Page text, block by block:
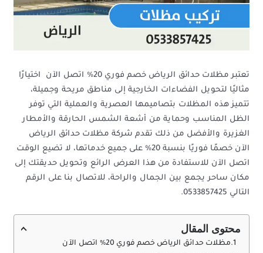
تعتبر مظلات حدائق الرياض خصم فوري 20% اتصل الآن اختيارًا
مثاليًا لتحويل الفضاءات الخارجية إلى مناطق مريحة وجميلة،
تتميز هذه المظلات بتصاميمها العصرية والعملية التي توفر
الظل المناسب وحماية من أشعة الشمس الحارقة والأمطار
الغزيرة والأفضل من ذلك تقدم شركة مظلات حدائق الرياض
الآن خصمًا فوريًا بنسبة 20% على جميع خدماتها، لا تضيع الوقت
اتصل الآن للاستفادة من هذا العرض الرائع وتحويل حديقتك إلى
مكان ساحر يجمع بين الجمال والراحة، للاتصال بنا على الرقم
التالي 0533857425.
محتوى المقال
مظلات حدائق الرياض خصم فوري 20% اتصل الآن